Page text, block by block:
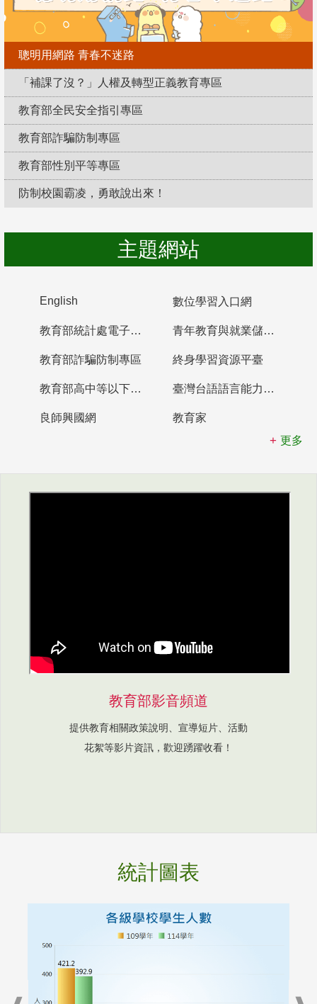
聰明用網路 青春不迷路
「補課了沒？」人權及轉型正義教育專區
教育部全民安全指引專區
教育部詐騙防制專區
教育部性別平等專區
防制校園霸凌，勇敢說出來！
主題網站
English 數位學習入口網
教育部統計處電子書櫃 青年教育與就業儲蓄帳戶
教育部詐騙防制專區 終身學習資源平臺
教育部高中等以下學校及幼兒園教師資格檢定考試 臺灣台語語言能力認證網站
良師興國網
教育家
更多
教育部影音頻道
提供教育相關政策說明、宣導短片、活動
花絮等影片資訊，歡迎踴躍收看！
統計圖表